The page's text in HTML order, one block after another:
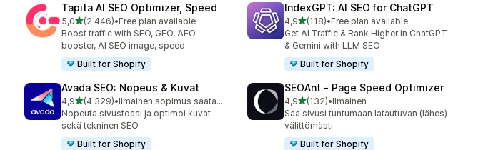
Tapita AI SEO Optimizer, Speed
5,0/ 5 tähteä
(2 446)
2446 arvostelua yhteensä
•Free plan available
Boost traffic with SEO, GEO, AEO
booster, AI SEO image, speed
Built for Shopify
IndexGPT: AI SEO for ChatGPT
4,9/ 5 tähteä
(118)
118 arvostelua yhteensä
•Free plan available
Get AI Traffic & Rank Higher in ChatGPT
& Gemini with LLM SEO
Built for Shopify
Avada SEO: Nopeus & Kuvat
4,9/ 5 tähteä
(4 329)
4329 arvostelua yhteensä
•
Ilmainen sopimus saatavilla
Nopeuta sivustoasi ja optimoi kuvat
sekä tekninen SEO
Built for Shopify
SEOAnt ‑ Page Speed Optimizer
4,9/ 5 tähteä
(132)
132 arvostelua yhteensä
•Ilmainen
Saa sivusi tuntumaan latautuvan (lähes)
välittömästi
Built for Shopify